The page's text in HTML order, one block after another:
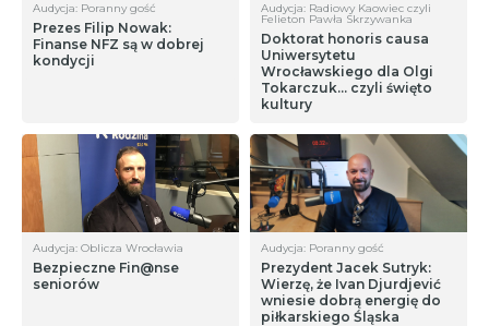
Audycja: Poranny gość
Prezes Filip Nowak:
Finanse NFZ są w dobrej
kondycji
Audycja: Radiowy Kaowiec czyli
Felieton Pawła Skrzywanka
Doktorat honoris causa
Uniwersytetu
Wrocławskiego dla Olgi
Tokarczuk… czyli święto
kultury
Audycja: Oblicza Wrocławia
Bezpieczne Fin@nse
seniorów
Audycja: Poranny gość
Prezydent Jacek Sutryk:
Wierzę, że Ivan Djurdjević
wniesie dobrą energię do
piłkarskiego Śląska